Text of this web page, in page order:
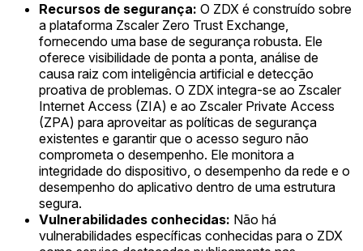
Recursos de segurança: O ZDX é construído sobre
a plataforma Zscaler Zero Trust Exchange,
fornecendo uma base de segurança robusta. Ele
oferece visibilidade de ponta a ponta, análise de
causa raiz com inteligência artificial e detecção
proativa de problemas. O ZDX integra-se ao Zscaler
Internet Access (ZIA) e ao Zscaler Private Access
(ZPA) para aproveitar as políticas de segurança
existentes e garantir que o acesso seguro não
comprometa o desempenho. Ele monitora a
integridade do dispositivo, o desempenho da rede e o
desempenho do aplicativo dentro de uma estrutura
segura.
Vulnerabilidades conhecidas: Não há
vulnerabilidades específicas conhecidas para o ZDX